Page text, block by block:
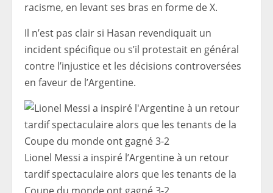
racisme, en levant ses bras en forme de X.
Il n’est pas clair si Hasan revendiquait un
incident spécifique ou s’il protestait en général
contre l’injustice et les décisions controversées
en faveur de l’Argentine.
Lionel Messi a inspiré l’Argentine à un retour
tardif spectaculaire alors que les tenants de la